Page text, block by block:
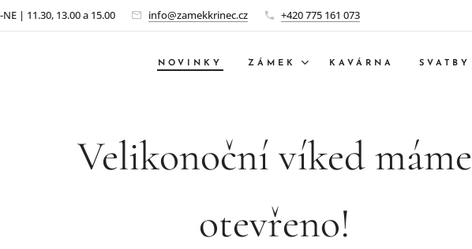
| 11.30, 13.00 a 15.00 info@zamekkrinec.cz +420 775 161 073
NOVINKY ZÁMEK KAVÁRNA SVATBY
Velikonoční víked máme
otevřeno!